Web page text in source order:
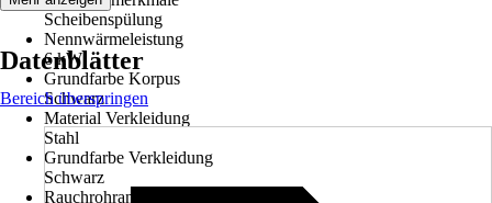
Scheibenspülung
Nennwärmeleistung
6 kW
Grundfarbe Korpus
Schwarz
Material Verkleidung
Stahl
Grundfarbe Verkleidung
Schwarz
Rauchrohranschluss
Datenblätter
Bereich überspringen